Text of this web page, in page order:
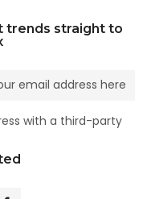
trends straight to
with a third-party.